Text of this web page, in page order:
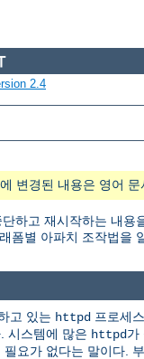
2.4
변경된 내용은 영어
하고 재시작하는 내용
폼별 아파치 조작법을
고 있는 httpd 프로세
시스템에 많은 httpd가
요가 없다는 말이다.